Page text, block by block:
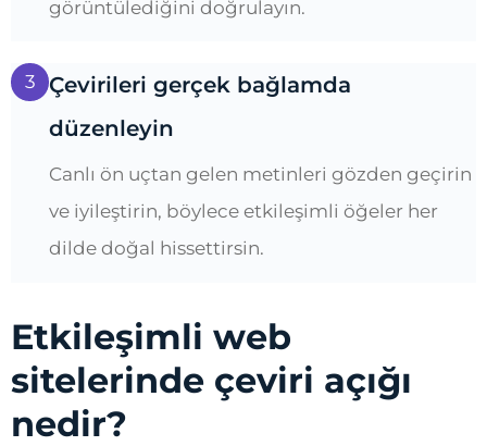
görüntülediğini doğrulayın.
3
Çevirileri gerçek bağlamda
düzenleyin
Canlı ön uçtan gelen metinleri gözden geçirin
ve iyileştirin, böylece etkileşimli öğeler her
dilde doğal hissettirsin.
Etkileşimli web
sitelerinde çeviri açığı
nedir?